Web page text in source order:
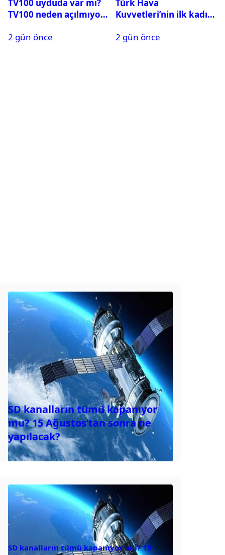
TV100 uyduda var mı?
TV100 neden açılmıyor?
2 gün önce
Türk Hava
Kuvvetleri’nin ilk kadın
Karapınar hakkında
2 gün önce
SD kanalların tümü kapanıyor
mu? 15 Ağustos’tan sonra ne
yapılacak?
SD kanalların tümü kapanıyor mu? 15